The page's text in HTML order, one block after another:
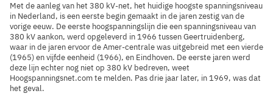
Met de aanleg van het 380 kV-net, het huidige hoogste spanningsniveau
in Nederland, is een eerste begin gemaakt in de jaren zestig van de
vorige eeuw. De eerste hoogspanningslijn die een spanningsniveau van
380 kV aankon, werd opgeleverd in 1966 tussen Geertruidenberg,
waar in de jaren ervoor de Amer-centrale was uitgebreid met een vierde
(1965) en vijfde eenheid (1966), en Eindhoven. De eerste jaren werd
deze lijn echter nog niet op 380 kV bedreven, weet
Hoogspanningsnet.com te melden. Pas drie jaar later, in 1969, was dat
het geval.